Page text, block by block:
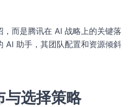
而是腾讯在 AI 战略上的关键落
AI 助手，其团队配置和资源倾斜
与选择策略